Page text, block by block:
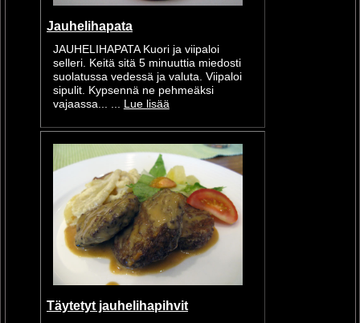
Jauhelihapata
JAUHELIHAPATA Kuori ja viipaloi
selleri. Keitä sitä 5 minuuttia miedosti
suolatussa vedessä ja valuta. Viipaloi
sipulit. Kypsennä ne pehmeäksi
vajaassa... ... Lue lisää
Täytetyt jauhelihapihvit